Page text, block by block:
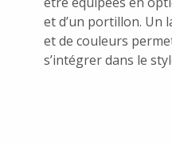
et d’un portillon. Un
et de couleurs
s’intégrer dans le